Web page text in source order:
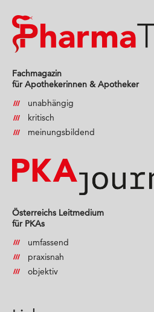
Fachmagazin
für Apothekerinnen & Apotheker
unabhängig
kritisch
meinungsbildend
Österreichs Leitmedium
für PKAs
umfassend
praxisnah
objektiv